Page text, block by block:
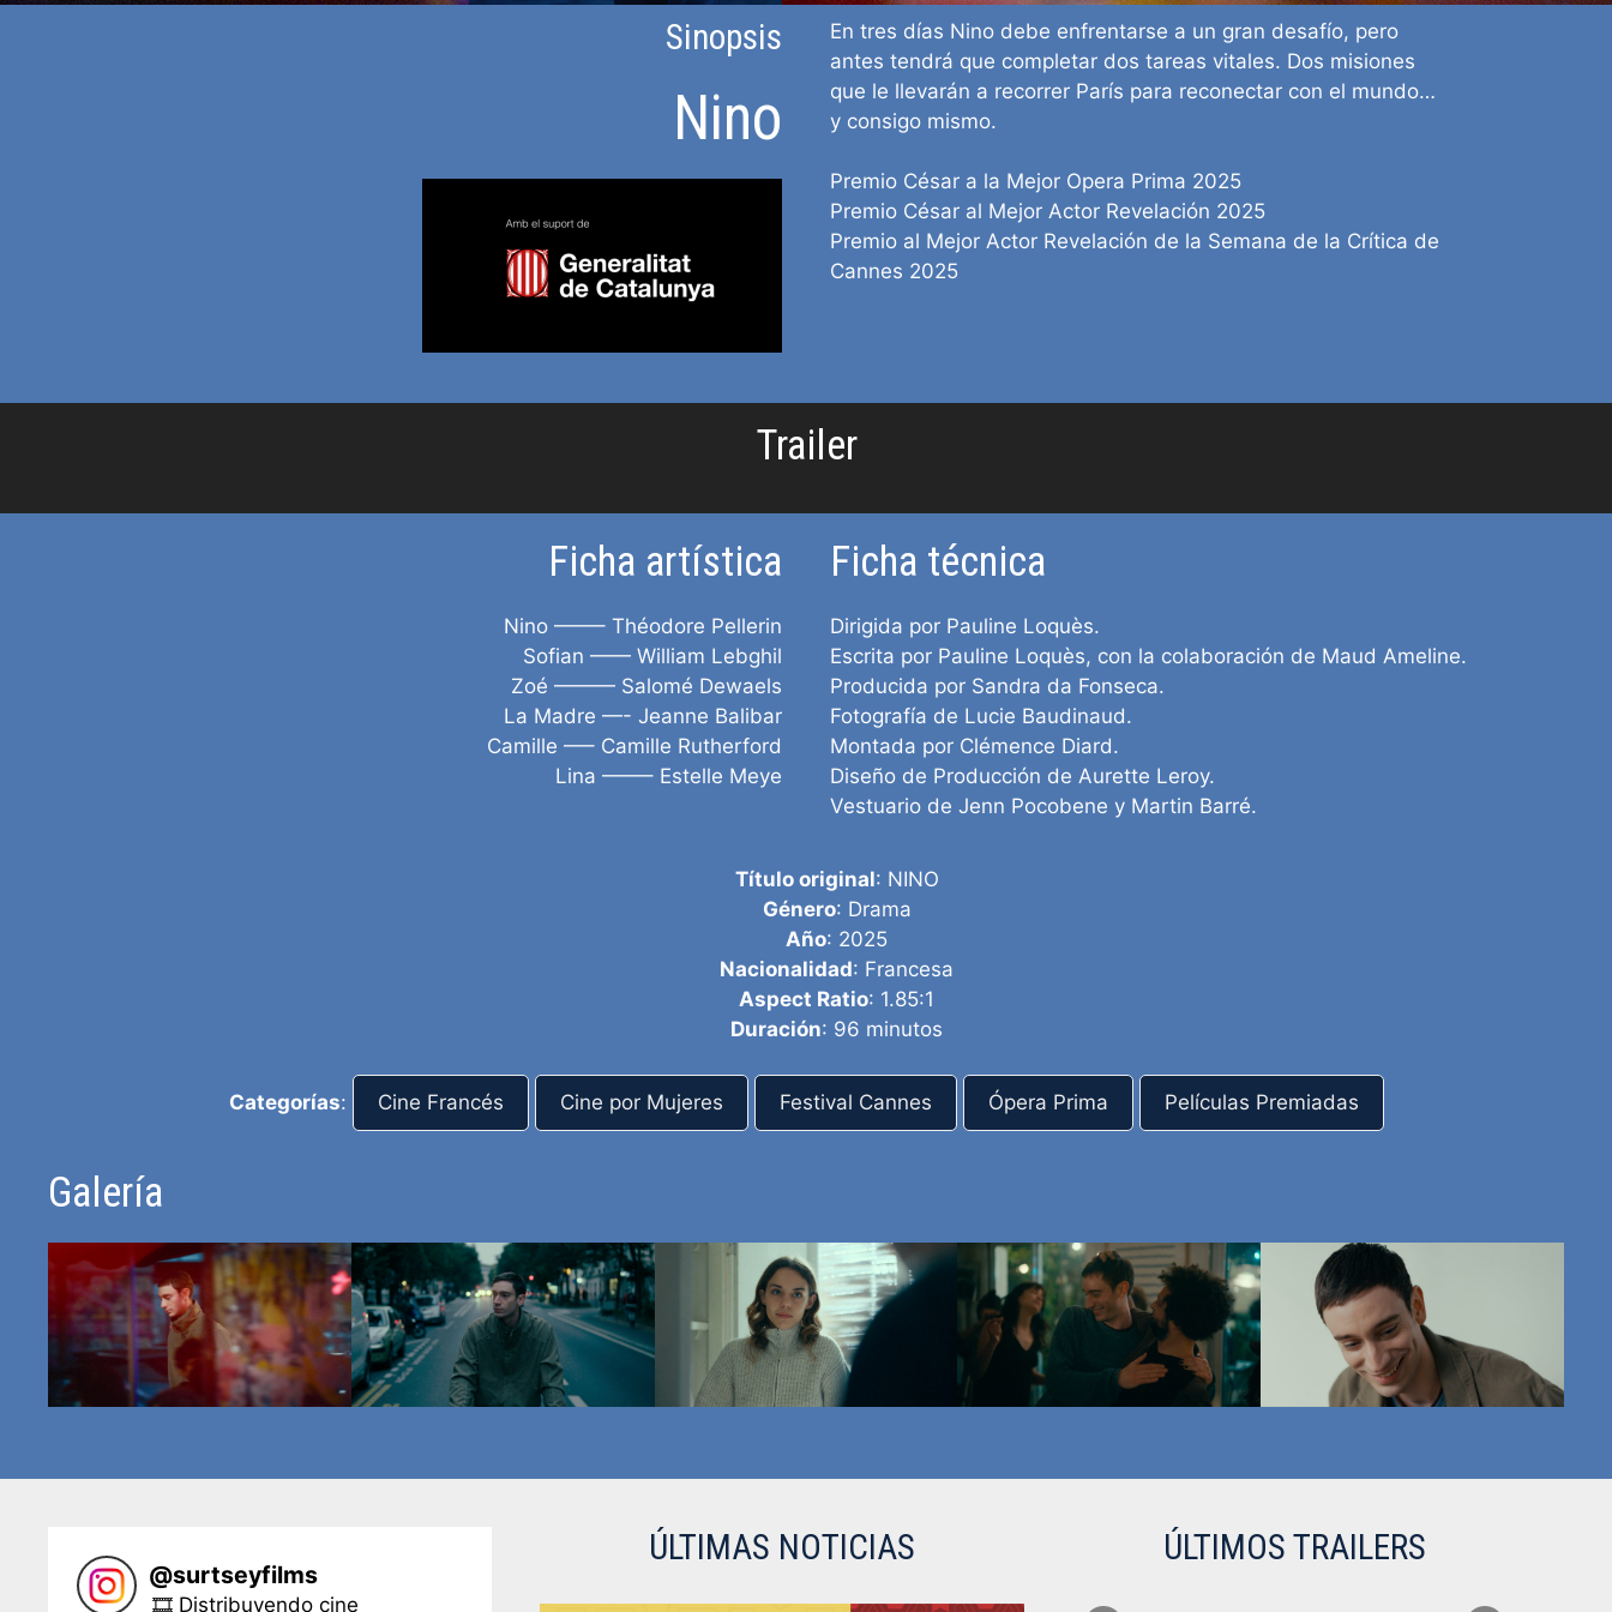
Sinopsis
Nino
En tres días Nino debe enfrentarse a un gran desafío, pero
antes tendrá que completar dos tareas vitales. Dos misiones
que le llevarán a recorrer París para reconectar con el mundo…
y consigo mismo.
Premio César a la Mejor Opera Prima 2025
Premio César al Mejor Actor Revelación 2025
Premio al Mejor Actor Revelación de la Semana de la Crítica de
Cannes 2025
Trailer
Ficha artística
Nino ——– Théodore Pellerin
Sofian —— William Lebghil
Zoé ——— Salomé Dewaels
La Madre —- Jeanne Balibar
Camille —– Camille Rutherford
Lina ——– Estelle Meye
Ficha técnica
Dirigida por Pauline Loquès.
Escrita por Pauline Loquès, con la colaboración de Maud Ameline.
Producida por Sandra da Fonseca.
Fotografía de Lucie Baudinaud.
Montada por Clémence Diard.
Diseño de Producción de Aurette Leroy.
Vestuario de Jenn Pocobene y Martin Barré.
Título original: NINO
Género: Drama
Año: 2025
Nacionalidad: Francesa
Aspect Ratio: 1.85:1
Duración: 96 minutos
Categorías: Cine Francés Cine por Mujeres Festival Cannes Ópera Prima Películas Premiadas
Galería
@surtseyfilms
🎞 Distribuyendo cine
ÚLTIMAS NOTICIAS ÚLTIMOS TRAILERS